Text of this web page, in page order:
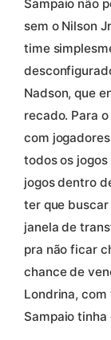
Sampaio não
sem o Nilson
time
Nadson, que
recado. Para
com
todos os
jogos dentro
ter que buscar
janela de
pra não ficar
chance de
Londrina, com
Sampaio